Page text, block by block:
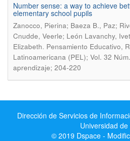
Number sense: a way to achieve
elementary school pupils
Zanocco, Pierina; Baeza B., Paz;
Cnudde, Veerle; León Lavanchy,
Elizabeth. Pensamiento Educativo,
Latinoamericana (PEL); Vol. 32
aprendizaje; 204-220
Dirección de Servicios de
Universidad de
© 2019 Dspace -